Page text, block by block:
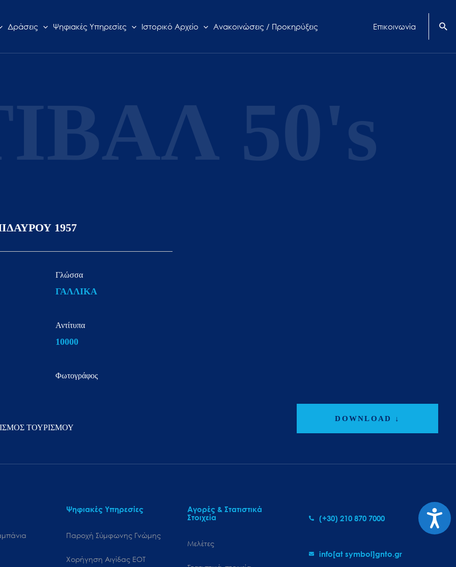
Δράσεις Ψηφιακές Υπηρεσίες Ιστορικό Αρχείο Ανακοινώσεις / Προκηρύξεις Επικοινωνία
50's
1957
Γλώσσα
ΓΑΛΛΙΚΑ
Αντίτυπα
10000
Φωτογράφος
ΤΟΥΡΙΣΜΟΥ
DOWNLOAD ↓
Ψηφιακές Υπηρεσίες
Παροχή Σύμφωνης Γνώμης
Χορήγηση Αιγίδας ΕΟΤ
Αγορές & Στατιστικά
Στοιχεία
Μελέτες
(+30) 210 870 7000
info[at symbol]gnto.gr